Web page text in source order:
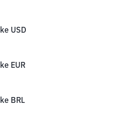
ke USD
ke EUR
ke BRL